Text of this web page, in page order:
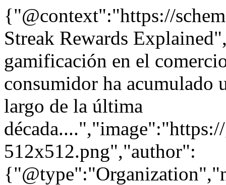
{"@context":"https://
Streak Rewards
gamificación en el
consumidor ha
largo de la última
512x512.png","author":